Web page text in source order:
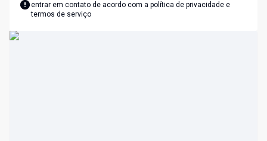
entrar em contato de acordo com a política de privacidade e
termos de serviço